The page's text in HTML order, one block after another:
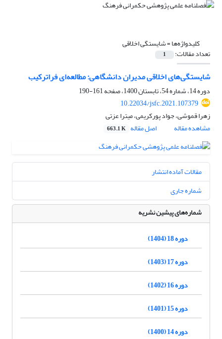
کلیدواژه‌ها =شایستگی اخلاقی
تعداد مقالات: 1
شایستگی‌های اخلاقی مدیران دانشگاهی: مطالعه‌ای فراترکیب
دوره 14، شماره 54، تابستان 1400، صفحه
161-190
10.22034/jsfc.2021.107379
زهرا قموشی، جواد پورکریمی، میترا عزتی
مشاهده مقاله
اصل مقاله 663.1 K
مقالات آماده انتشار
شماره جاری
شماره‌های پیشین نشریه
دوره 18 (1404)
دوره 17 (1403)
دوره 16 (1402)
دوره 15 (1401)
دوره 14 (1400)